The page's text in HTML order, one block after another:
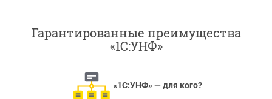
Гарантированные преимущества
«1C:УНФ»
«1С:УНФ» — для кого?